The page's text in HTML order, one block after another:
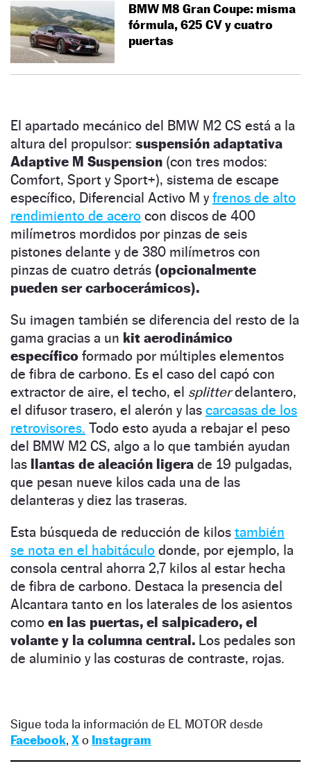
BMW M8 Gran Coupe: misma
fórmula, 625 CV y cuatro
puertas
El apartado mecánico del BMW M2 CS está a la
altura del propulsor: suspensión adaptativa
Adaptive M Suspension (con tres modos:
Comfort, Sport y Sport+), sistema de escape
específico, Diferencial Activo M yfrenos de alto
rendimiento de acero con discos de 400
milímetros mordidos por pinzas de seis
pistones delante y de 380 milímetros con
pinzas de cuatro detrás (opcionalmente
pueden ser carbocerámicos).
Su imagen también se diferencia del resto de la
gama gracias a un kit aerodinámico
específico formado por múltiples elementos
de fibra de carbono. Es el caso del capó con
extractor de aire, el techo, el splitterdelantero,
el difusor trasero, el alerón y las carcasas de los
retrovisores. Todo esto ayuda a rebajar el peso
del BMW M2 CS, algo a lo que también ayudan
las llantas de aleación ligera de 19 pulgadas,
que pesan nueve kilos cada una de las
delanteras y diez las traseras.
Esta búsqueda de reducción de kilos también
se nota en el habitáculo donde, por ejemplo, la
consola central ahorra 2,7 kilos al estar hecha
de fibra de carbono. Destaca la presencia del
Alcantara tanto en los laterales de los asientos
como en las puertas, el salpicadero, el
volante y la columna central. Los pedales son
de aluminio y las costuras de contraste, rojas.
Sigue toda la información de EL MOTOR desde
Facebook, Xo Instagram